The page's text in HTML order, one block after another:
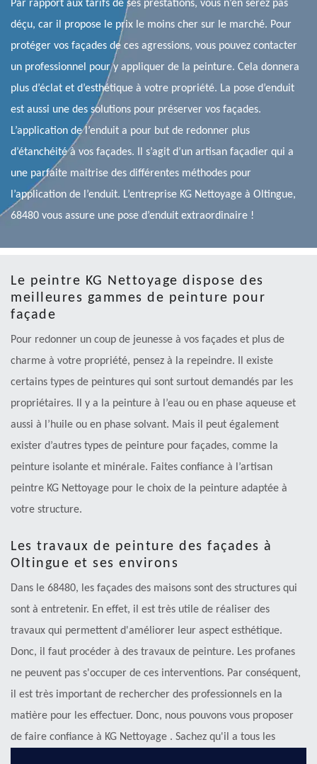
Par rapport aux tarifs de ses prestations, vous n’en serez pas
déçu, car il propose le prix le moins cher sur le marché. Pour
protéger vos façades de ces agressions, vous pouvez contacter
un professionnel pour y appliquer de la peinture. Cela donnera
plus d’éclat et d’esthétique à votre propriété. La pose d’enduit
est aussi une des solutions pour préserver vos façades.
L’application de l’enduit a pour but de redonner plus
d’étanchéité à vos façades. Il s’agit d’un artisan façadier qui a
une parfaite maitrise des différentes méthodes pour
l’application de l’enduit. L’entreprise KG Nettoyage à Oltingue,
68480 vous assure une pose d’enduit extraordinaire !
Le peintre KG Nettoyage dispose des
meilleures gammes de peinture pour
façade
Pour redonner un coup de jeunesse à vos façades et plus de
charme à votre propriété, pensez à la repeindre. Il existe
certains types de peintures qui sont surtout demandés par les
propriétaires. Il y a la peinture à l’eau ou en phase aqueuse et
aussi à l’huile ou en phase solvant. Mais il peut également
exister d’autres types de peinture pour façades, comme la
peinture isolante et minérale. Faites confiance à l’artisan
peintre KG Nettoyage pour le choix de la peinture adaptée à
votre structure.
Les travaux de peinture des façades à
Oltingue et ses environs
Dans le 68480, les façades des maisons sont des structures qui
sont à entretenir. En effet, il est très utile de réaliser des
travaux qui permettent d'améliorer leur aspect esthétique.
Donc, il faut procéder à des travaux de peinture. Les profanes
ne peuvent pas s'occuper de ces interventions. Par conséquent,
il est très important de rechercher des professionnels en la
matière pour les effectuer. Donc, nous pouvons vous proposer
de faire confiance à KG Nettoyage . Sachez qu'il a tous les